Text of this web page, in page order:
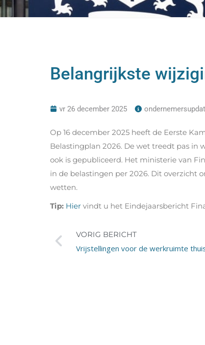
Belangrijkste
vr 26 december 2025
Op 16 december 2025 heeft de Eerste
Belastingplan 2026. De wet treedt pas in
ook is gepubliceerd. Het ministerie van
in de belastingen per 2026. Dit overzicht
wetten.
Tip: Hier vindt u het Eindejaarsbericht
VORIG BERICHT
Vrijstellingen voor de werkruimte